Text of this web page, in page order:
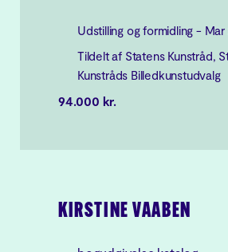
Udstilling og formidling - Mar
Tildelt af Statens Kunstråd,
Kunstråds Billedkunstudvalg
94.000 kr.
KIRSTINE VAABEN